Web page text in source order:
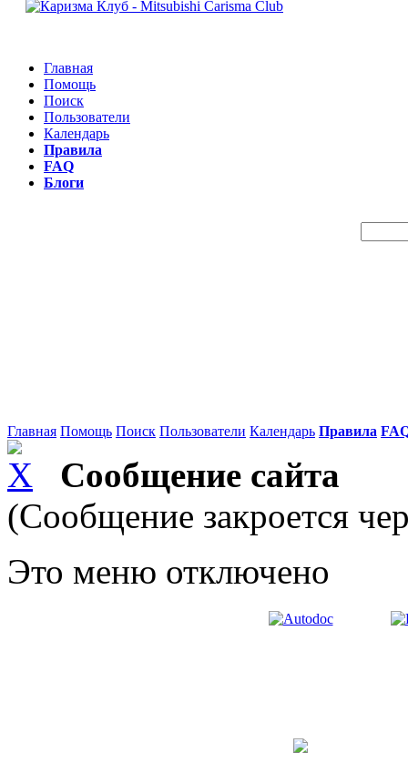
Главная
Помощь
Поиск
Пользователи
Календарь
Правила
FAQ
Блоги
Главная Помощь Поиск Пользователи Календарь Правила
Сообщение сайта
(Сообщение закроется
Это меню отключено